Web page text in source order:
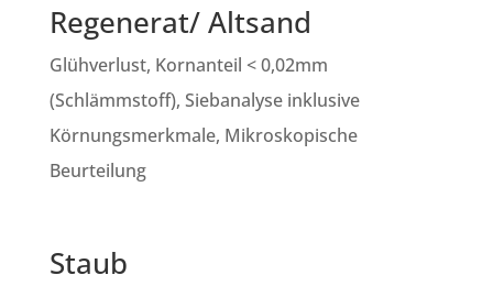
Regenerat/ Altsand
Glühverlust, Kornanteil < 0,02mm
(Schlämmstoff), Siebanalyse inklusive
Körnungsmerkmale, Mikroskopische
Beurteilung
Staub